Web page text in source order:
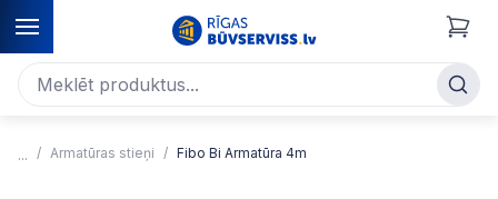
Armatūras stieņi Fibo Bi Armatūra 4m